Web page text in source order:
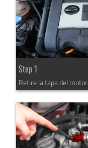
Step 1
Retire la tapa del motor